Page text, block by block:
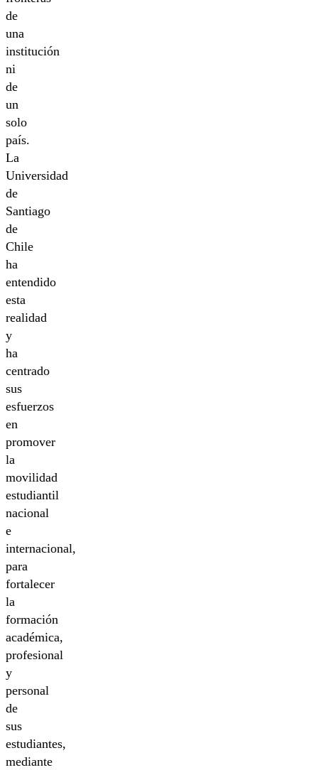
de
una
institución
ni
de
un
solo
país.
La
Universidad
de
Santiago
de
Chile
ha
entendido
esta
realidad
y
ha
centrado
sus
esfuerzos
en
promover
la
movilidad
estudiantil
nacional
e
internacional,
para
fortalecer
la
formación
académica,
profesional
y
personal
de
sus
estudiantes,
mediante